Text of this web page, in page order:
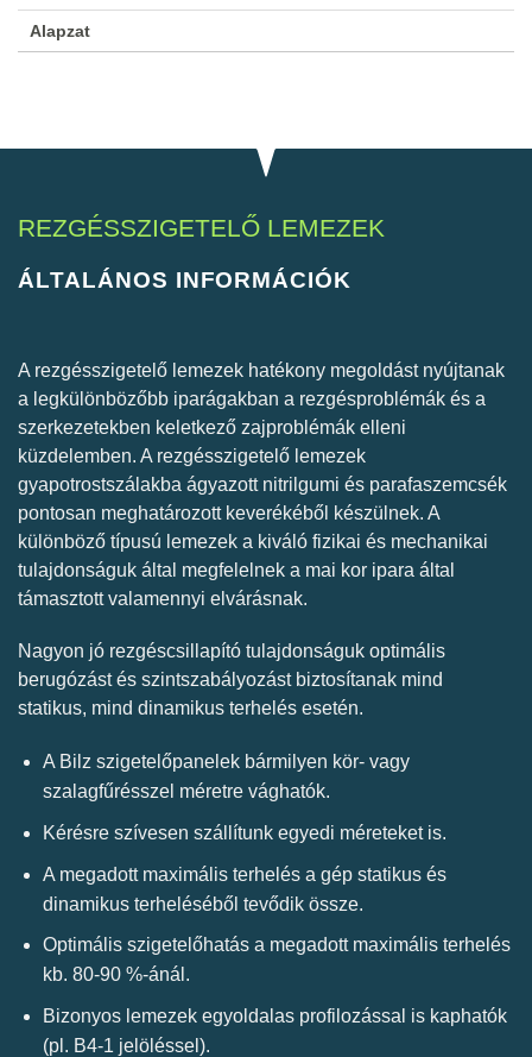
Alapzat
REZGÉSSZIGETELŐ LEMEZEK
ÁLTALÁNOS INFORMÁCIÓK
A rezgésszigetelő lemezek hatékony megoldást nyújtanak
a legkülönbözőbb iparágakban a rezgésproblémák és a
szerkezetekben keletkező zajproblémák elleni
küzdelemben. A rezgésszigetelő lemezek
gyapotrostszálakba ágyazott nitrilgumi és parafaszemcsék
pontosan meghatározott keverékéből készülnek. A
különböző típusú lemezek a kiváló fizikai és mechanikai
tulajdonságuk által megfelelnek a mai kor ipara által
támasztott valamennyi elvárásnak.
Nagyon jó rezgéscsillapító tulajdonságuk optimális
berugózást és szintszabályozást biztosítanak mind
statikus, mind dinamikus terhelés esetén.
A Bilz szigetelőpanelek bármilyen kör- vagy
szalagfűrésszel méretre vághatók.
Kérésre szívesen szállítunk egyedi méreteket is.
A megadott maximális terhelés a gép statikus és
dinamikus terheléséből tevődik össze.
Optimális szigetelőhatás a megadott maximális terhelés
kb. 80-90 %-ánál.
Bizonyos lemezek egyoldalas profilozással is kaphatók
(pl. B4-1 jelöléssel).